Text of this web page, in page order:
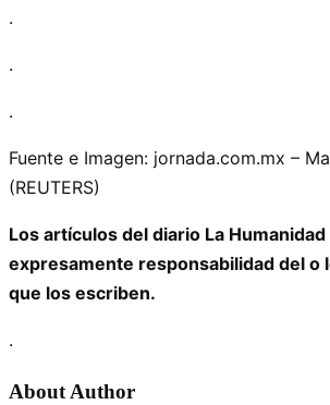
.
.
.
Fuente e Imagen: jornada.com.mx –
(REUTERS)
Los artículos del diario La Humanidad
expresamente responsabilidad del o
que los escriben.
.
About Author